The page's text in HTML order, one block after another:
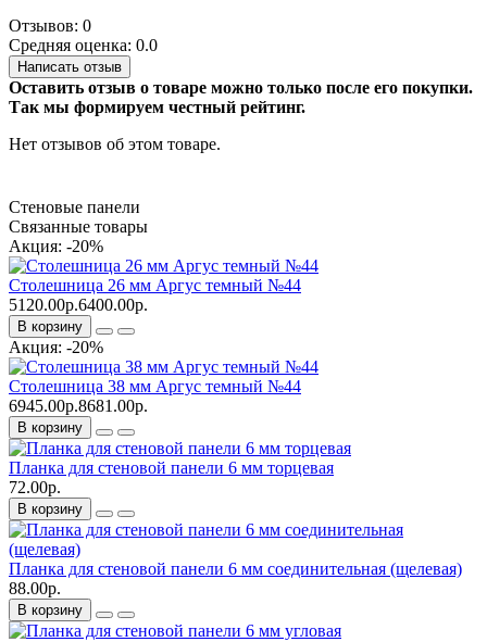
Отзывов: 0
Средняя оценка: 0.0
Написать отзыв
Оставить отзыв о товаре можно только после его покупки.
Так мы формируем честный рейтинг.
Нет отзывов об этом товаре.
Стеновые панели
Связанные товары
Акция: -20%
Столешница 26 мм Аргус темный №44
5120.00р.6400.00р.
В корзину
Акция: -20%
Столешница 38 мм Аргус темный №44
6945.00р.8681.00р.
В корзину
Планка для стеновой панели 6 мм торцевая
72.00р.
В корзину
Планка для стеновой панели 6 мм соединительная (щелевая)
88.00р.
В корзину